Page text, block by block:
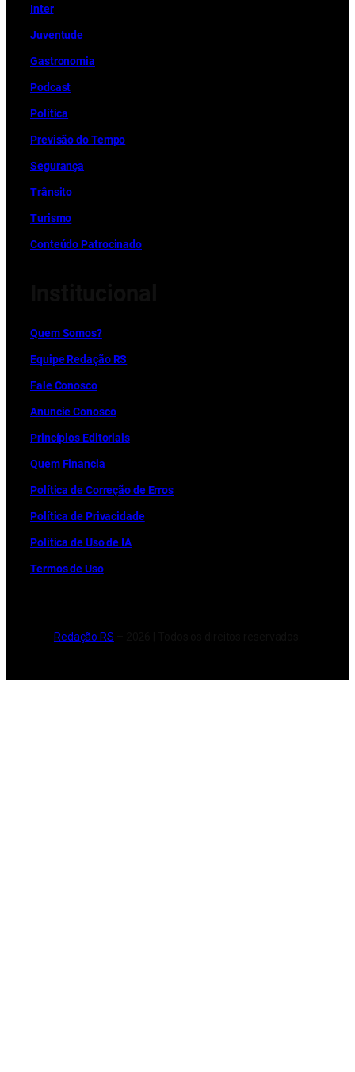
Inter
Juventude
Gastronomia
Podcast
Política
Previsão do Tempo
Segurança
Trânsito
Turismo
Conteúdo Patrocinado
Quem Somos?
Equipe Redação RS
Fale Conosco
Anuncie Conosco
Princípios Editoriais
Quem Financia
Política de Correção de Erros
Política de Privacidade
Política de Uso de IA
Termos de Uso
Redação RS